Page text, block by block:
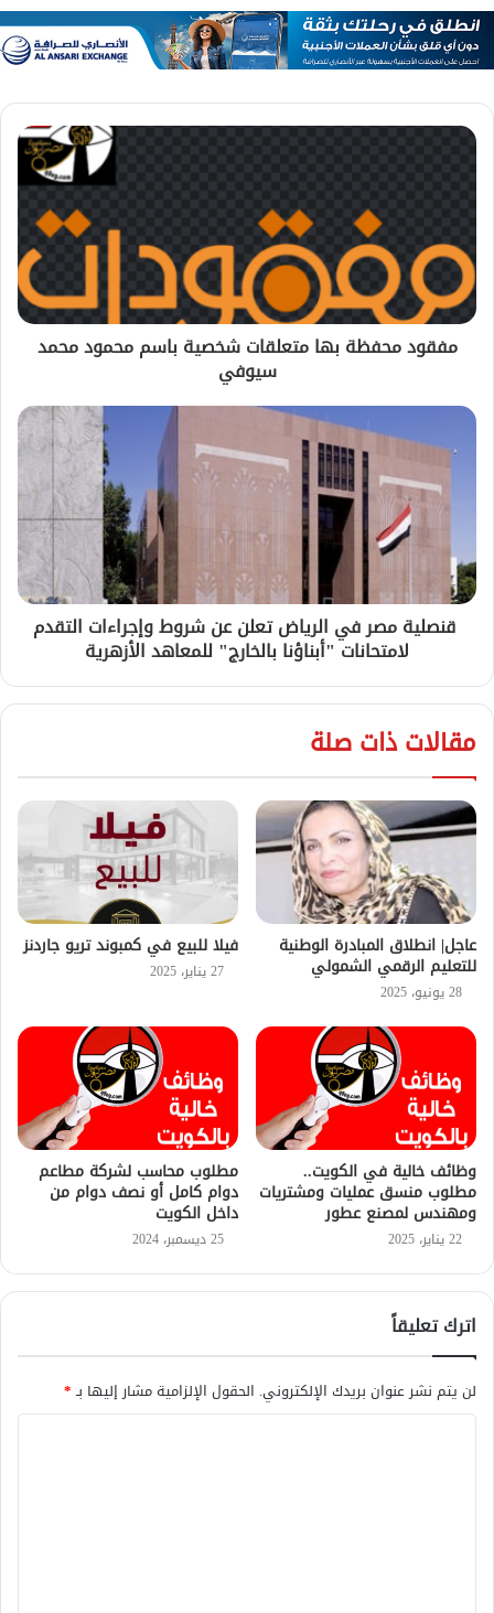
مفقود محفظة بها متعلقات شخصية باسم محمود محمد
سيوفي
قنصلية مصر في الرياض تعلن عن شروط وإجراءات التقدم
لامتحانات "أبناؤنا بالخارج" للمعاهد الأزهرية
مقالات ذات صلة
عاجل| انطلاق المبادرة الوطنية
للتعليم الرقمي الشمولي
28 يونيو، 2025
فيلا للبيع في كمبوند تريو جاردنز
27 يناير، 2025
وظائف خالية في الكويت..
مطلوب منسق عمليات ومشتريات
ومهندس لمصنع عطور
22 يناير، 2025
مطلوب محاسب لشركة مطاعم
دوام كامل أو نصف دوام من
داخل الكويت
25 ديسمبر، 2024
اترك تعليقاً
لن يتم نشر عنوان بريدك الإلكتروني. الحقول الإلزامية مشار إليها بـ*